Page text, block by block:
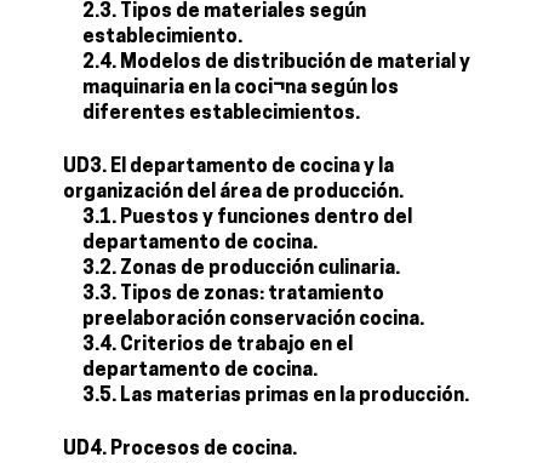
2.3. Tipos de materiales según
establecimiento.
2.4. Modelos de distribución de material y
maquinaria en la coci¬na según los
diferentes establecimientos.
UD3. El departamento de cocina y la
organización del área de producción.
3.1. Puestos y funciones dentro del
departamento de cocina.
3.2. Zonas de producción culinaria.
3.3. Tipos de zonas: tratamiento
preelaboración conservación cocina.
3.4. Criterios de trabajo en el
departamento de cocina.
3.5. Las materias primas en la producción.
UD4. Procesos de cocina.